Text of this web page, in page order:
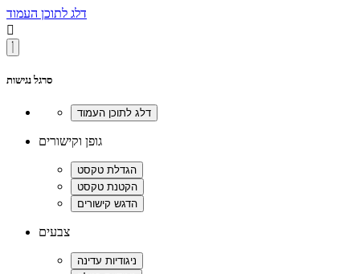
דלג לתוכן העמוד

סרגל נגישות
גופן וקישורים
צבעים